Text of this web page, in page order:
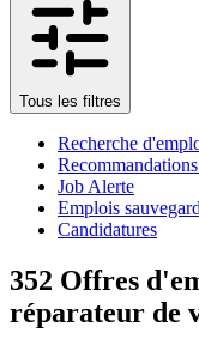
Tous les filtres
Recherche
Job Alerte
Emplois
Candidatures
352 Offres
réparateur de